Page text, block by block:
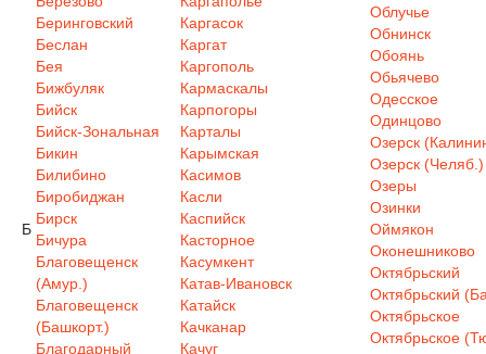
Б
Беринговский
Беслан
Бея
Бижбуляк
Бийск
Бийск-Зональная
Бикин
Билибино
Биробиджан
Бирск
Бичура
Благовещенск
(Амур.)
Благовещенск
(Башкорт.)
Благодарный
Каргасок
Каргат
Каргополь
Кармаскалы
Карпогоры
Карталы
Карымская
Касимов
Касли
Каспийск
Касторное
Касумкент
Катав-Ивановск
Катайск
Качканар
Качуг
Облучье
Обнинск
Обоянь
Обьячево
Одесское
Одинцово
Озерск
Озерск (Челяб.)
Озеры
Озинки
Оймякон
Оконешниково
Октябрьский
Октябрьский
Октябрьское
Октябрьское